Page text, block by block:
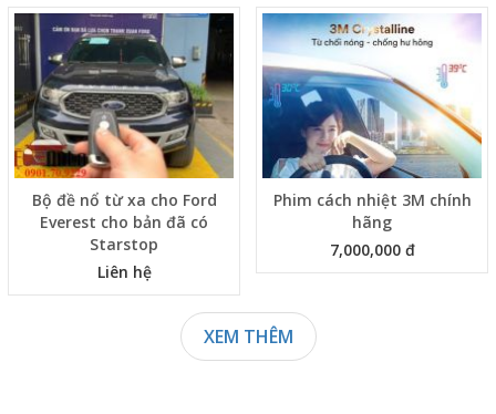
Bộ đề nổ từ xa cho Ford
Everest cho bản đã có
Starstop
Liên hệ
Phim cách nhiệt 3M chính
hãng
7,000,000 đ
XEM THÊM